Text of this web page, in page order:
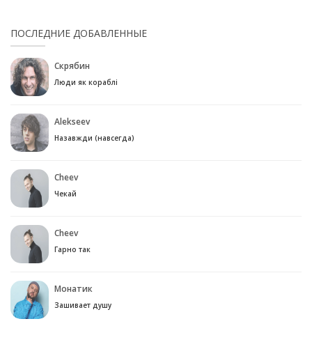
ПОСЛЕДНИЕ ДОБАВЛЕННЫЕ
Скрябин
Люди як кораблі
Alekseev
Назавжди (навсегда)
Cheev
Чекай
Cheev
Гарно так
Монатик
Зашивает душу